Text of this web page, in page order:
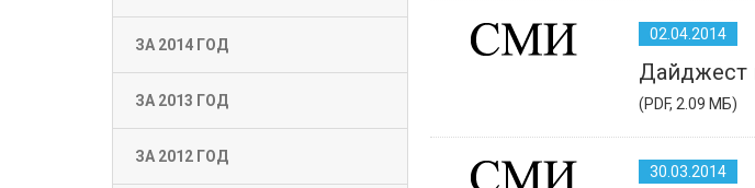
ЗА 2014 ГОД
ЗА 2013 ГОД
ЗА 2012 ГОД
02.04.2014
Дайджест
(PDF, 2.09 МБ)
30.03.2014